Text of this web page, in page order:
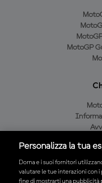
MotoGP
Personalizza la tua
Dorna e i suoi fornitori
valutare le tue interazioni con
fine di mostrarti una pubblicità